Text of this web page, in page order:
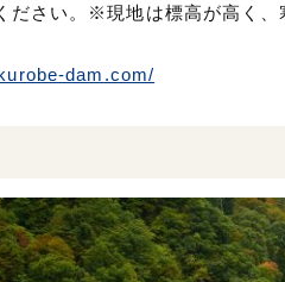
ださい。※現地は標高が高く、
dam.com/